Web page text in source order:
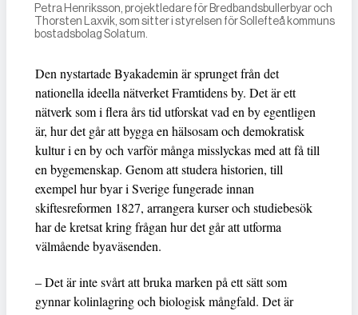
Petra Henriksson, projektledare för Bredbandsbullerbyar och
Thorsten Laxvik, som sitter i styrelsen för Sollefteå kommuns
bostadsbolag Solatum.
Den nystartade Byakademin är sprunget från det
nationella ideella nätverket Framtidens by. Det är ett
nätverk som i flera års tid utforskat vad en by egentligen
är, hur det går att bygga en hälsosam och demokratisk
kultur i en by och varför många misslyckas med att få till
en bygemenskap. Genom att studera historien, till
exempel hur byar i Sverige fungerade innan
skiftesreformen 1827, arrangera kurser och studiebesök
har de kretsat kring frågan hur det går att utforma
välmående byaväsenden.
– Det är inte svårt att bruka marken på ett sätt som
gynnar kolinlagring och biologisk mångfald. Det är